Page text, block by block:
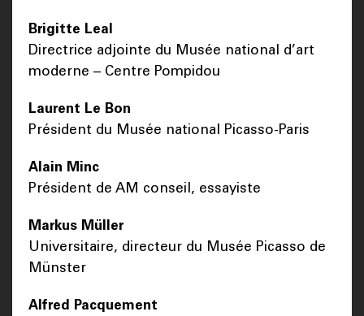
Brigitte Leal
Directrice adjointe du Musée national d’art
moderne – Centre Pompidou
Laurent Le Bon
Président du Musée national Picasso-Paris
Alain Minc
Président de AM conseil, essayiste
Markus Müller
Universitaire, directeur du Musée Picasso de
Münster
Alfred Pacquement